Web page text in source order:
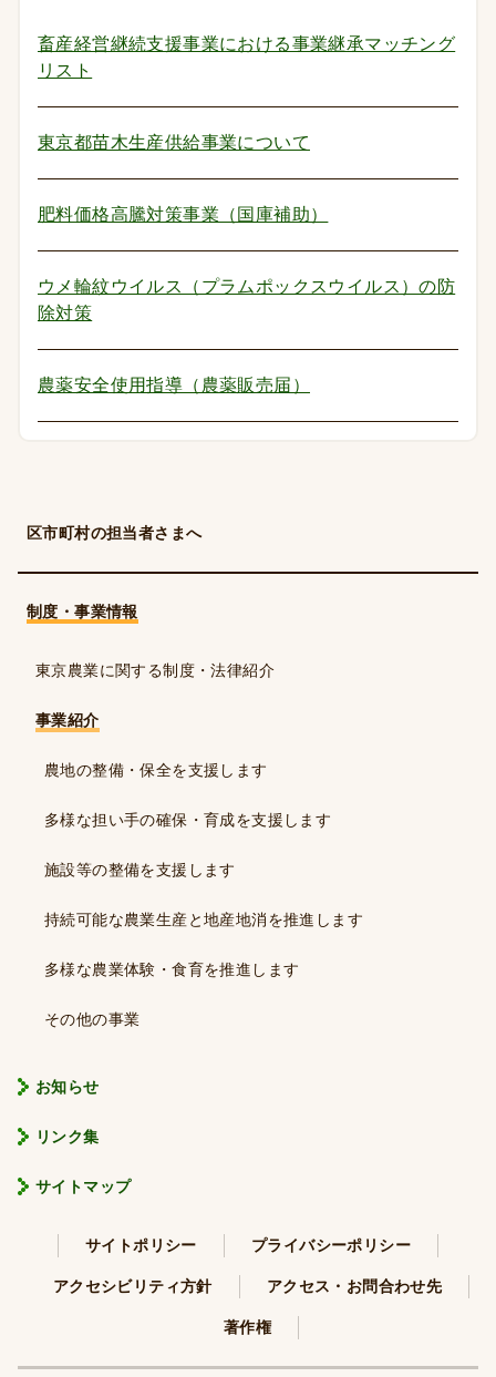
区市町村の担当者さまへ
制度・事業情報
東京農業に関する制度・法律紹介
事業紹介
農地の整備・保全を支援します
多様な担い手の確保・育成を支援します
施設等の整備を支援します
持続可能な農業生産と地産地消を推進します
多様な農業体験・食育を推進します
その他の事業
畜産経営継続支援事業における事業継承マッチング
リスト
東京都苗木生産供給事業について
肥料価格高騰対策事業（国庫補助）
ウメ輪紋ウイルス（プラムポックスウイルス）の防
除対策
農薬安全使用指導（農薬販売届）
お知らせ
リンク集
サイトマップ
サイトポリシー プライバシーポリシー
アクセシビリティ方針 アクセス・お問合わせ先
著作権